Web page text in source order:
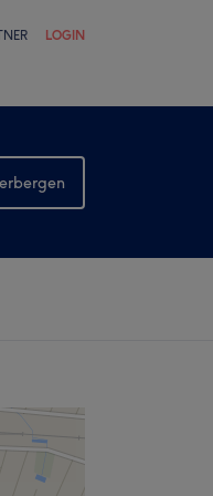
LOGIN